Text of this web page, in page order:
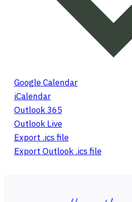
Google Calendar
iCalendar
Outlook 365
Outlook Live
Export .ics file
Export Outlook .ics file